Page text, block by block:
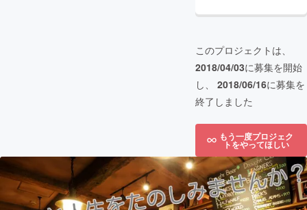
このプロジェクトは、
2018/04/03に募集を開始
し、 2018/06/16に募集を
終了しました
もう一度プロジェク
トをやってほしい